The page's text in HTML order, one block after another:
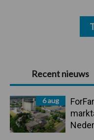
Primaire
Sidebar
Recent nieuws
6 aug